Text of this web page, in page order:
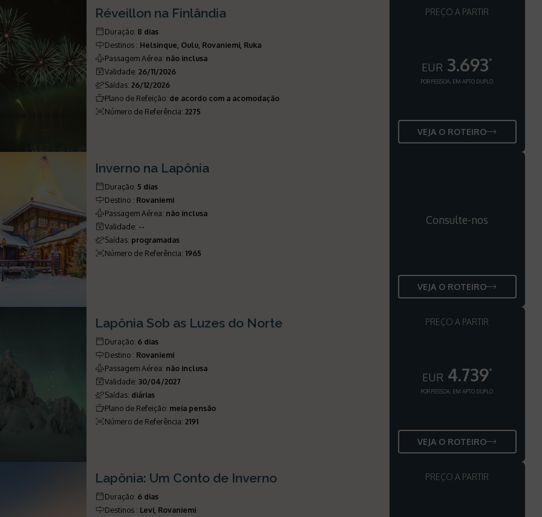
Réveillon na Finlândia
Duração: 8 dias
Destinos : Helsinque, Oulu, Rovaniemi, Ruka
Passagem Aérea: não inclusa
Validade:26/11/2026
Saídas:26/12/2026
Plano de Refeição: de acordo com a acomodação
Número de Referência:2275
PREÇO A PARTIR
EUR 3.693*
POR PESSOA, EM APTO DUPLO
VEJA O ROTEIRO
Inverno na Lapônia
Duração: 5 dias
Destino : Rovaniemi
Passagem Aérea: não inclusa
Validade: --
Saídas: programadas
Número de Referência:1965
Consulte-nos
VEJA O ROTEIRO
Lapônia Sob as Luzes do Norte
Duração: 6 dias
Destino : Rovaniemi
Passagem Aérea: não inclusa
Validade:30/04/2027
Saídas: diárias
Plano de Refeição: meia pensão
Número de Referência:2191
PREÇO A PARTIR
EUR 4.739*
POR PESSOA, EM APTO DUPLO
VEJA O ROTEIRO
Lapônia: Um Conto de Inverno
Duração: 6 dias
Destinos : Levi, Rovaniemi
PREÇO A PARTIR